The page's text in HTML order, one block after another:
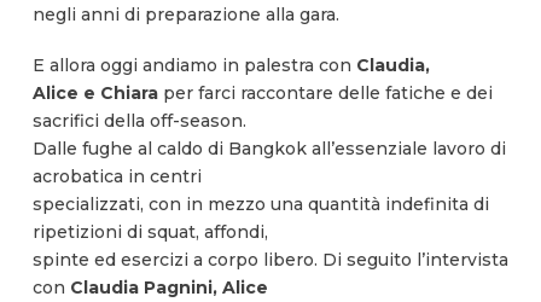
negli anni di preparazione alla gara.
E allora oggi andiamo in palestra con Claudia,
Alice e Chiaraper farci raccontare delle fatiche e dei
sacrifici della off-season.
Dalle fughe al caldo di Bangkok all’essenziale lavoro di
acrobatica in centri
specializzati, con in mezzo una quantità indefinita di
ripetizioni di squat, affondi,
spinte ed esercizi a corpo libero. Di seguito l’intervista
con Claudia Pagnini, Alice